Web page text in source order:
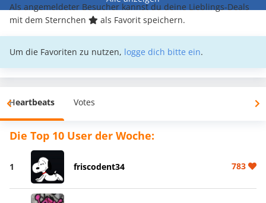
Als angemeldeter Besucher kannst du deine Lieblings-Deals
mit dem Sternchen
als Favorit speichern.
Um die Favoriten zu nutzen, logge dich bitte ein.
Heartbeats Votes
Die Top 10 User der Woche:
1 friscodent34 783